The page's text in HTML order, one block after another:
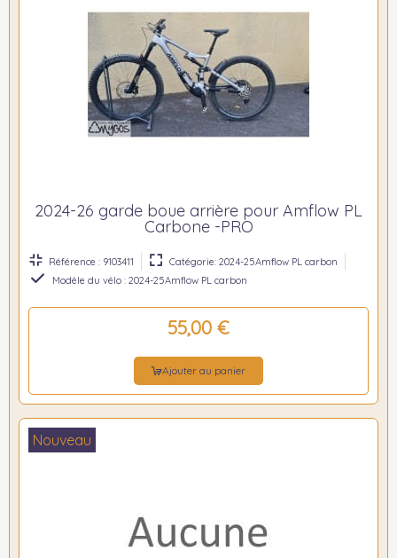
2024-26 garde boue arrière pour Amflow PL
Carbone -PRO
Référence : 9103411
Catégorie: 2024-25Amflow PL carbon
Modèle du vélo : 2024-25Amflow PL carbon
55,00 €
Ajouter au panier
Nouveau